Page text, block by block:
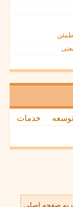
توسعه
خدمات
به صفحه اصلی